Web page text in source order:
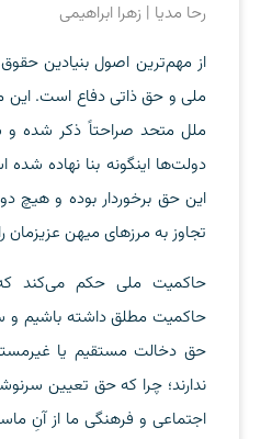
رحا مدیا | زهرا ابراهیمی
از مهم‌ترین اصول بنیادین
ملل متحد صراحتاً ذکر شده
دولت‌ها اینگونه بنا نهاده شده
این حق برخوردار بوده و
تجاوز به مرزهای میهن عزیزمان
حاکمیت ملی حکم می‌کند
حاکمیت مطلق داشته باشیم و
حق دخالت مستقیم یا
ندارند؛ چرا که حق تعیین
اجتماعی و فرهنگی ما از آنِ